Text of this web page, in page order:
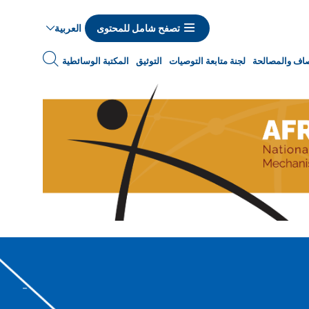
تصفح شامل للمحتوى العربية
والمصالحة لجنة متابعة التوصيات التوثيق المكتبة الوسائطية